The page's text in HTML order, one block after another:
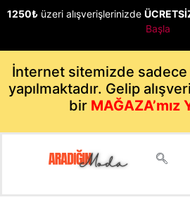
1250₺ üzeri alışverişlerinizde
Başla
İnternet sitemizde sadece
yapılmaktadır. Gelip
bir MAĞAZA’mız